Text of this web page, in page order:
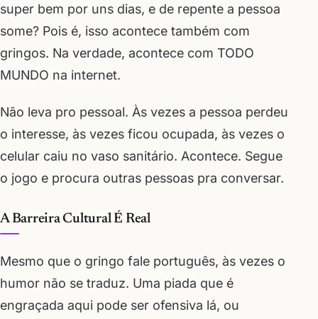
super bem por uns dias, e de repente a pessoa
some? Pois é, isso acontece também com
gringos. Na verdade, acontece com TODO
MUNDO na internet.
Não leva pro pessoal. Às vezes a pessoa perdeu
o interesse, às vezes ficou ocupada, às vezes o
celular caiu no vaso sanitário. Acontece. Segue
o jogo e procura outras pessoas pra conversar.
A Barreira Cultural É Real
Mesmo que o gringo fale português, às vezes o
humor não se traduz. Uma piada que é
engraçada aqui pode ser ofensiva lá, ou